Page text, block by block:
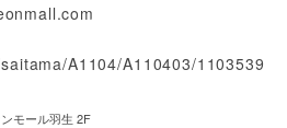
A1104/A110403/1103539
モール羽生 2F